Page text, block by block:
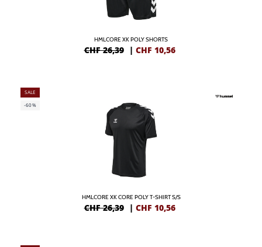
HMLCORE XK POLY SHORTS
CHF 26,39 | CHF 10,56
SALE
-60%
HMLCORE XK CORE POLY T-SHIRT S/S
CHF 26,39 | CHF 10,56